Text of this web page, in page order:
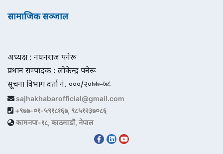
सामाजिक सञ्जाल
अध्यक्ष : नयनराज पनेरू
प्रधान सम्पादक : लोकेन्द्र पनेरू
सूचना विभाग दर्ता नं. ०००/२०७७-७८
sajhakhabarofficial@gmail.com
+९७७-०१-५९१८१६७, ९८५१२३७०८६
कामनपा-१८, काठमाडौं, नेपाल